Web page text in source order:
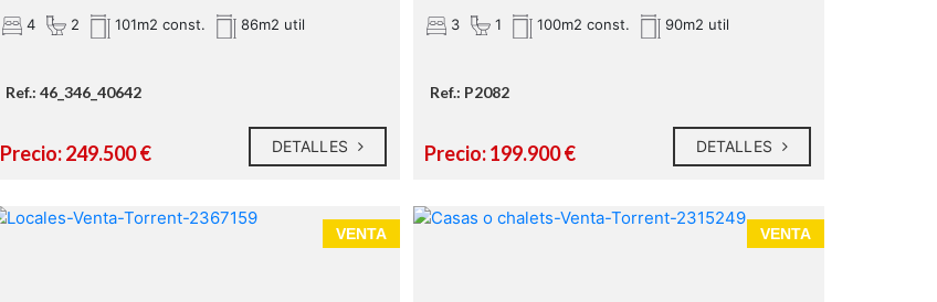
4 2 101m2 const. 86m2 util
Ref.: 46_346_40642
Precio: 249.500 € DETALLES
3 1 100m2 const. 90m2 util
Ref.: P2082
Precio: 199.900 € DETALLES
VENTA VENTA